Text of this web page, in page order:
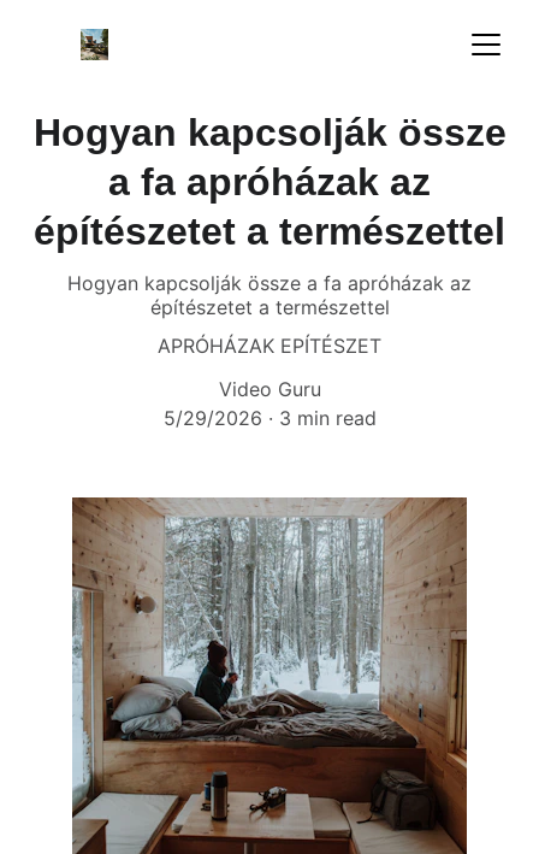
Hogyan kapcsolják össze
a fa apróházak az
építészetet a természettel
Hogyan kapcsolják össze a fa apróházak az
építészetet a természettel
APRÓHÁZAK EPÍTÉSZET
Video Guru
5/29/2026
3 min read